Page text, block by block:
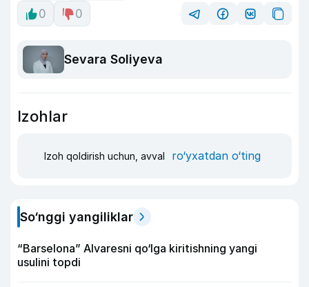
0
0
Sevara Soliyeva
Izohlar
Izoh qoldirish uchun, avval ro‘yxatdan o‘ting
So‘nggi yangiliklar
“Barselona” Alvaresni qo‘lga kiritishning yangi
usulini topdi